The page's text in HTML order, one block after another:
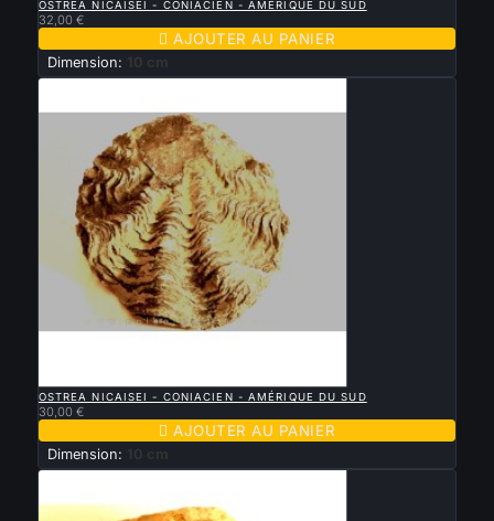
OSTREA NICAISEI - CONIACIEN - AMÉRIQUE DU SUD
32,00 €
 AJOUTER AU PANIER
Dimension: 10 cm
OSTREA NICAISEI - CONIACIEN - AMÉRIQUE DU SUD
30,00 €
 AJOUTER AU PANIER
Dimension: 10 cm